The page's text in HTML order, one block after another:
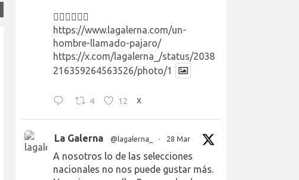
👉🏻👉🏻👉🏻
https://www.lagalerna.com/un-
hombre-llamado-pajaro/
https://x.com/lagalerna_/status/2038
216359264563526/photo/1
4 12 X
La Galerna @lagalerna_ · 28 Mar
A nosotros lo de las selecciones
nacionales no nos puede gustar más.